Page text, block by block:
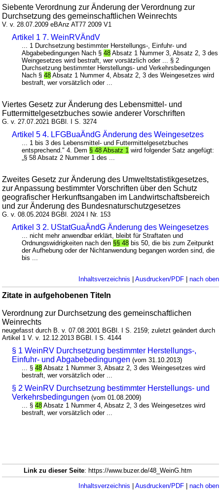
Siebente Verordnung zur Änderung der Verordnung zur
Durchsetzung des gemeinschaftlichen Weinrechts
V. v. 28.07.2009 eBAnz AT77 2009 V1
Artikel 1 7. WeinRVÄndV
... 1 Durchsetzung bestimmter Herstellungs-, Einfuhr- und
Abgabebedingungen Nach §48 Absatz 1 Nummer 3, Absatz 2, 3 des
Weingesetzes wird bestraft, wer vorsätzlich oder ... § 2
Durchsetzung bestimmter Herstellungs- und Verkehrsbedingungen
Nach §48 Absatz 1 Nummer 4, Absatz 2, 3 des Weingesetzes wird
bestraft, wer vorsätzlich oder ...
Viertes Gesetz zur Änderung des Lebensmittel- und
Futtermittelgesetzbuches sowie anderer Vorschriften
G. v. 27.07.2021 BGBl. I S. 3274
Artikel 5 4. LFGBuaÄndG Änderung des Weingesetzes
... 1 bis 3 des Lebensmittel- und Futtermittelgesetzbuches
entsprechend." 4. Dem § 48 Absatz 1 wird folgender Satz angefügt:
„§ 58 Absatz 2 Nummer 1 des ...
Zweites Gesetz zur Änderung des Umweltstatistikgesetzes,
zur Anpassung bestimmter Vorschriften über den Schutz
geografischer Herkunftsangaben im Landwirtschaftsbereich
und zur Änderung des Bundesnaturschutzgesetzes
G. v. 08.05.2024 BGBl. 2024 I Nr. 153
Artikel 3 2. UStatGuaÄndG Änderung des Weingesetzes
... nicht mehr anwendbar erklärt, bleibt für Straftaten und
Ordnungswidrigkeiten nach den §§ 48 bis 50, die bis zum Zeitpunkt
der Aufhebung oder der Nichtanwendung begangen worden sind, die
bis ...
Inhaltsverzeichnis | Ausdrucken/PDF| nach oben
Zitate in aufgehobenen Titeln
Verordnung zur Durchsetzung des gemeinschaftlichen
Weinrechts
neugefasst durch B. v. 07.08.2001 BGBl. I S. 2159; zuletzt geändert durch
Artikel 1 V. v. 12.12.2013 BGBl. I S. 4144
§ 1 WeinRV Durchsetzung bestimmter Herstellungs-,
Einfuhr- und Abgabebedingungen (vom 31.10.2013)
... §48 Absatz 1 Nummer 3, Absatz 2, 3 des Weingesetzes wird
bestraft, wer vorsätzlich oder ...
§ 2 WeinRV Durchsetzung bestimmter Herstellungs- und
Verkehrsbedingungen (vom 01.08.2009)
... §48 Absatz 1 Nummer 4, Absatz 2, 3 des Weingesetzes wird
bestraft, wer vorsätzlich oder ...
Link zu dieser Seite: https://www.buzer.de/48_WeinG.htm
Inhaltsverzeichnis | Ausdrucken/PDF| nach oben